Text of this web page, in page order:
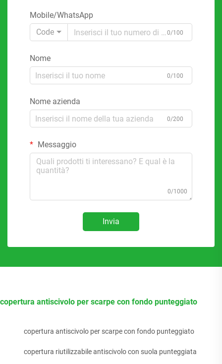
Mobile/WhatsApp
Code
0/100
Nome
0/100
Nome azienda
0/200
Messaggio
0/1000
Invia
copertura antiscivolo per scarpe con fondo punteggiato
copertura antiscivolo per scarpe con fondo punteggiato
copertura riutilizzabile antiscivolo con suola punteggiata